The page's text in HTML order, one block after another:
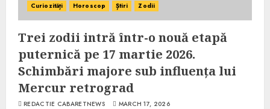
Curiozități Horoscop Știri Zodii
Trei zodii intră într-o nouă etapă
puternică pe 17 martie 2026.
Schimbări majore sub influența lui
Mercur retrograd
REDACTIE CABARETNEWS MARCH 17, 2026